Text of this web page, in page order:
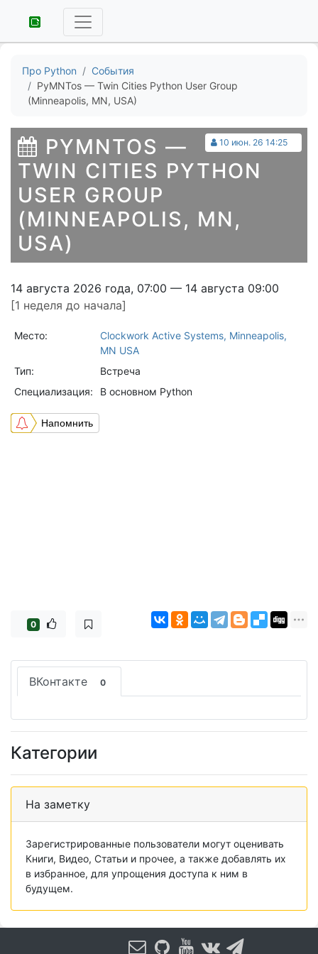
Про Python
События
PyMNTos — Twin Cities Python User Group
(Minneapolis, MN, USA)
10 июн. 26 14:25
PYMNTOS —
TWIN CITIES PYTHON
USER GROUP
(MINNEAPOLIS, MN,
USA)
14 августа 2026 года, 07:00 — 14 августа 09:00
[1 неделя до начала]
Место:
Clockwork Active Systems, Minneapolis,
MN USA
Тип:
Встреча
Специализация:
В основном Python
Напомнить
0
ВКонтакте 0
Категории
На заметку
Зарегистрированные пользователи могут оценивать
Книги, Видео, Статьи и прочее, а также добавлять их
в избранное, для упрощения доступа к ним в
будущем.